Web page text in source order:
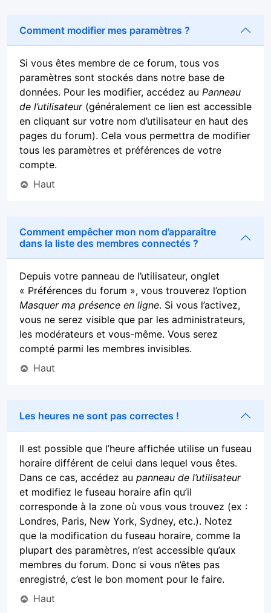
Comment modifier mes paramètres ?
Si vous êtes membre de ce forum, tous vos
paramètres sont stockés dans notre base de
données. Pour les modifier, accédez au Panneau
de l’utilisateur(généralement ce lien est accessible
en cliquant sur votre nom d’utilisateur en haut des
pages du forum). Cela vous permettra de modifier
tous les paramètres et préférences de votre
compte.
Haut
Comment empêcher mon nom d’apparaître
dans la liste des membres connectés ?
Depuis votre panneau de l’utilisateur, onglet
« Préférences du forum », vous trouverez l’option
Masquer ma présence en ligne. Si vous l’activez,
vous ne serez visible que par les administrateurs,
les modérateurs et vous-même. Vous serez
compté parmi les membres invisibles.
Haut
Les heures ne sont pas correctes !
Il est possible que l’heure affichée utilise un fuseau
horaire différent de celui dans lequel vous êtes.
Dans ce cas, accédez au panneau de l’utilisateur
et modifiez le fuseau horaire afin qu’il
corresponde à la zone où vous vous trouvez (ex :
Londres, Paris, New York, Sydney, etc.). Notez
que la modification du fuseau horaire, comme la
plupart des paramètres, n’est accessible qu’aux
membres du forum. Donc si vous n’êtes pas
enregistré, c’est le bon moment pour le faire.
Haut